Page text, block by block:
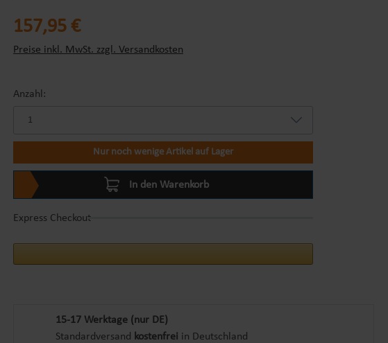
Regulärer Preis:
157,95 €
Preise inkl. MwSt. zzgl. Versandkosten
Anzahl:
Nur noch wenige Artikel auf Lager
In den Warenkorb
Express Checkout
15-17 Werktage (nur DE)
Standardversand kostenfrei in Deutschland